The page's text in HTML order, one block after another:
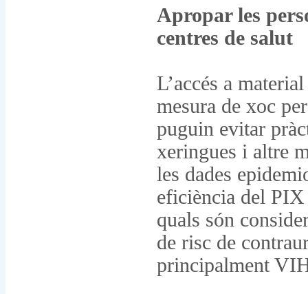
Apropar les
centres de salut
L’accés a
mesura de xoc
puguin evitar
xeringues i altre
les dades
eficiència del PIX
quals són
de risc de
principalment